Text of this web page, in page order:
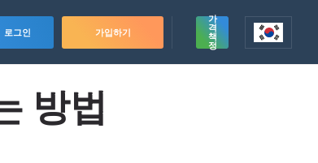
로그인 가입하기
가
격
책
정
방법